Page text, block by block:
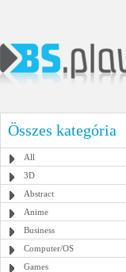
Összes kategória
All
3D
Abstract
Anime
Business
Computer/OS
Games